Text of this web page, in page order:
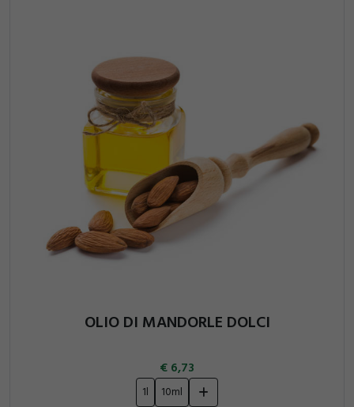
OLIO DI MANDORLE DOLCI
6,73
1l 10ml